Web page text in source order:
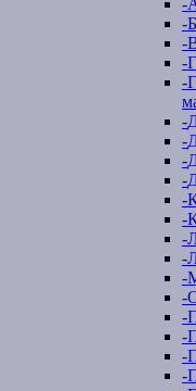
-
-
-
-
-
-
-
-
-
-
-
-
-
-
-
-
-
-
-